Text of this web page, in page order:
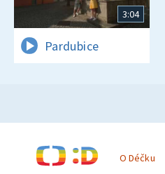
3:04
Pardubice
O Déčku